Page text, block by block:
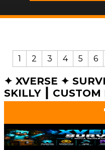
1 2 3 4 5 6
✦ XVERSE ✦
SKILLY ┃